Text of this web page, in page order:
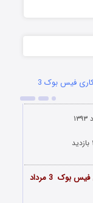
شوخی های جالب و لطیفه های بامزه و سرکاری فیس بوک 3
شوخی های جالب و لطیفه های بامزه و سرکاری فیس بوک 3 مرداد